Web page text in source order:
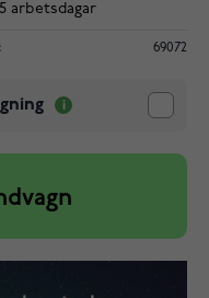
arbetsdagar
69072